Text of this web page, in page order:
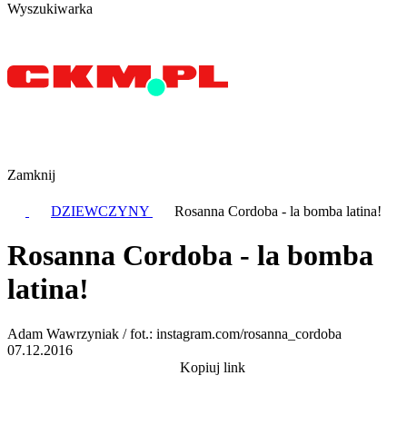
Wyszukiwarka
Zamknij
DZIEWCZYNY Rosanna Cordoba - la bomba latina!
Rosanna Cordoba - la bomba
latina!
Adam Wawrzyniak / fot.: instagram.com/rosanna_cordoba
07.12.2016
Kopiuj link